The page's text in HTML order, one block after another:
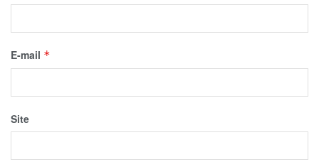
E-mail *
Site